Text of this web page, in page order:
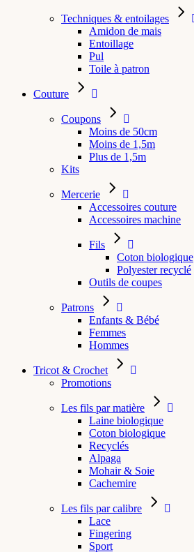
Techniques & entoilages
Amidon de mais
Entoillage
Pul
Toile à patron
Couture
Coupons
Moins de 50cm
Moins de 1,5m
Plus de 1,5m
Kits
Mercerie
Accessoires couture
Accessoires machine
Fils
Coton biologique
Polyester recyclé
Outils de coupes
Patrons
Enfants & Bébé
Femmes
Hommes
Tricot & Crochet
Promotions
Les fils par matière
Laine biologique
Coton biologique
Recyclés
Alpaga
Mohair & Soie
Cachemire
Les fils par calibre
Lace
Fingering
Sport